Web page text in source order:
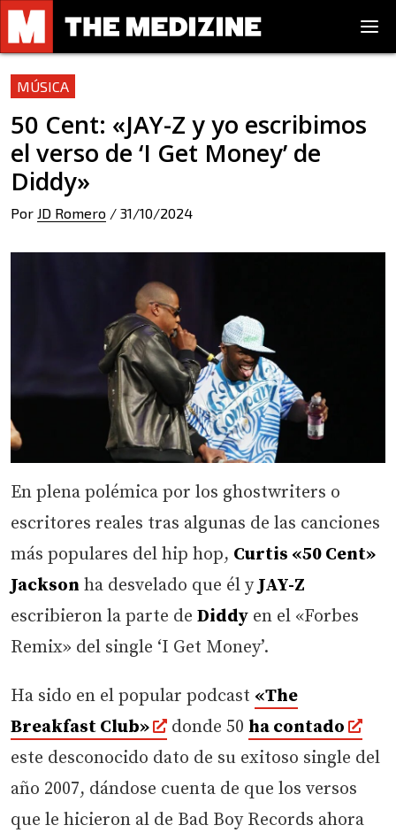
MÚSICA
50 Cent: «JAY-Z y yo escribimos
el verso de ‘I Get Money’ de
Diddy»
Por JD Romero / 31/10/2024
En plena polémica por los ghostwriters o
escritores reales tras algunas de las canciones
más populares del hip hop, Curtis «50 Cent»
Jackson ha desvelado que él yJAY-Z
escribieron la parte de Diddy en el «Forbes
Remix» del single ‘I Get Money’.
Ha sido en el popular podcast «The
Breakfast Club»
donde 50 ha contado
este desconocido dato de su exitoso single del
año 2007, dándose cuenta de que los versos
que le hicieron al de Bad Boy Records ahora